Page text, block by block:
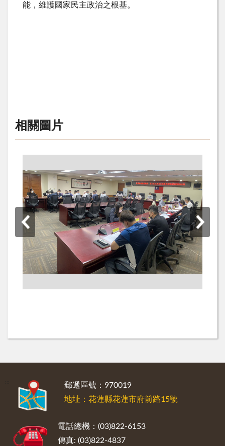
能，維護國家民主政治之根基。
相關圖片
郵遞區號：970019
地址：花蓮縣花蓮市府前路15號
電話總機：(03)822-6153
傳真: (03)822-4837